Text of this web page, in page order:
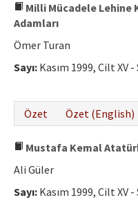
Milli Mücadele Lehine
Adamları
Ömer Turan
Sayı: Kasım 1999, Cilt XV -
Özet
Özet (English)
Mustafa Kemal
Ali Güler
Sayı: Kasım 1999, Cilt XV -